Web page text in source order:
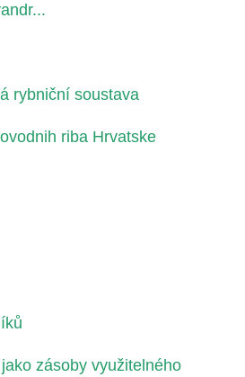
rybniční soustava
riba Hrvatske
zásoby využitelného